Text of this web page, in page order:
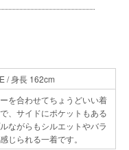
/ 身長 162cm
を合わせてちょうどいい着
、サイドにポケットもある
ながらもシルエットやバラ
じられる一着です。